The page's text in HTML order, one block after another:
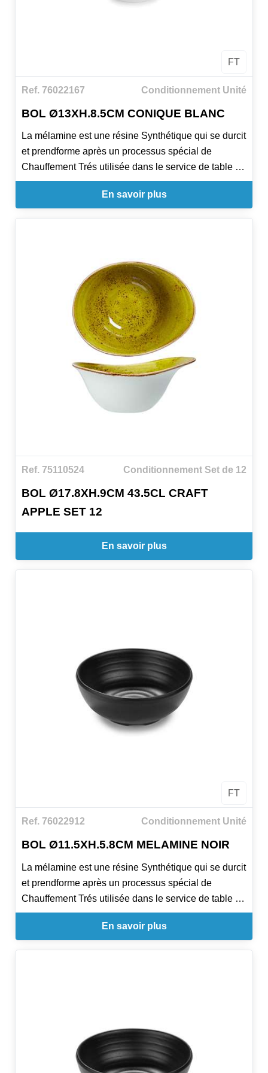
FT
Ref. 76022167 Conditionnement Unité
BOL Ø13XH.8.5CM CONIQUE BLANC
La mélamine est une résine Synthétique qui se durcit
et prendforme après un processus spécial de
Chauffement Trés utilisée dans le service de table et
buffet par ses properties. Principales
caractéristiques: Contact avec aliments certifié par
Indéformable. Baisse conductivité de la chaleur.
Usages: Non recommandée miro-ondes. Non
recommandée four. Non recommandée direct au feu.
Non recommandée huile ou produits chimiques.
En savoir plus
Ref. 75110524 Conditionnement Set de 12
BOL Ø17.8XH.9CM 43.5CL CRAFT
APPLE SET 12
En savoir plus
FT
Ref. 76022912 Conditionnement Unité
BOL Ø11.5XH.5.8CM MELAMINE NOIR
La mélamine est une résine Synthétique qui se durcit
et prendforme après un processus spécial de
Chauffement Trés utilisée dans le service de table et
buffet par ses properties. Principales
caractéristiques: Contact avec aliments certifié par
Non recommandée huile ou produits chimiques.
En savoir plus